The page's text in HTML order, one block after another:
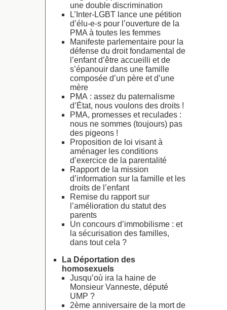
une double discrimination
L’Inter-LGBT lance une pétition
d’élu-e-s pour l’ouverture de la
PMA à toutes les femmes
Manifeste parlementaire pour la
défense du droit fondamental de
l’enfant d’être accueilli et de
s’épanouir dans une famille
composée d’un père et d’une
mère
PMA : assez du paternalisme
d’État, nous voulons des droits !
PMA, promesses et reculades :
nous ne sommes (toujours) pas
des pigeons !
Proposition de loi visant à
aménager les conditions
d’exercice de la parentalité
Rapport de la mission
d’information sur la famille et les
droits de l’enfant
Remise du rapport sur
l’amélioration du statut des
parents
Un concours d’immobilisme : et
la sécurisation des familles,
dans tout cela ?
La Déportation des
homosexuels
Jusqu’où ira la haine de
Monsieur Vanneste, député
UMP ?
2ème anniversaire de la mort de